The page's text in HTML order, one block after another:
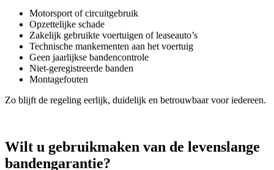
Motorsport of circuitgebruik
Opzettelijke schade
Zakelijk gebruikte voertuigen of leaseauto’s
Technische mankementen aan het voertuig
Geen jaarlijkse bandencontrole
Niet‑geregistreerde banden
Montagefouten
Zo blijft de regeling eerlijk, duidelijk en betrouwbaar voor iedereen.
Wilt u gebruikmaken van de levenslange
bandengarantie?